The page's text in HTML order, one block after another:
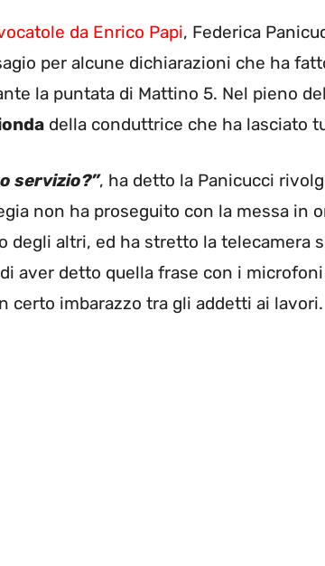
da Enrico Papi, Federica
per alcune dichiarazioni che ha
la puntata di Mattino 5. Nel pieno
della conduttrice che ha lasciato
servizio?”, ha detto la Panicucci
non ha proseguito con la messa in
degli altri, ed ha stretto la telecamera
aver detto quella frase con i
certo imbarazzo tra gli addetti ai lavori.